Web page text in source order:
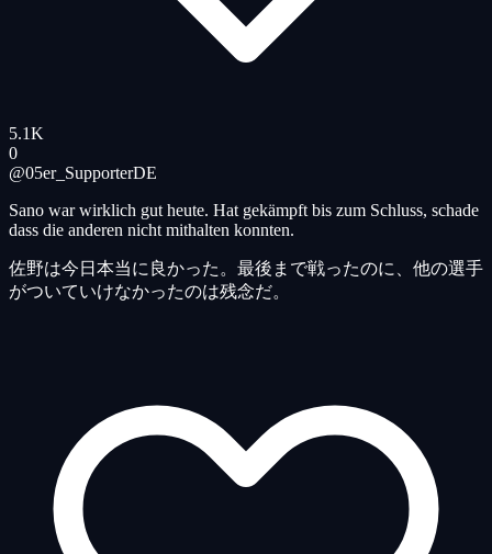
5.1K
0
@05er_SupporterDE
Sano war wirklich gut heute. Hat gekämpft bis zum Schluss, schade
dass die anderen nicht mithalten konnten.
佐野は今日本当に良かった。最後まで戦ったのに、他の選手
がついていけなかったのは残念だ。